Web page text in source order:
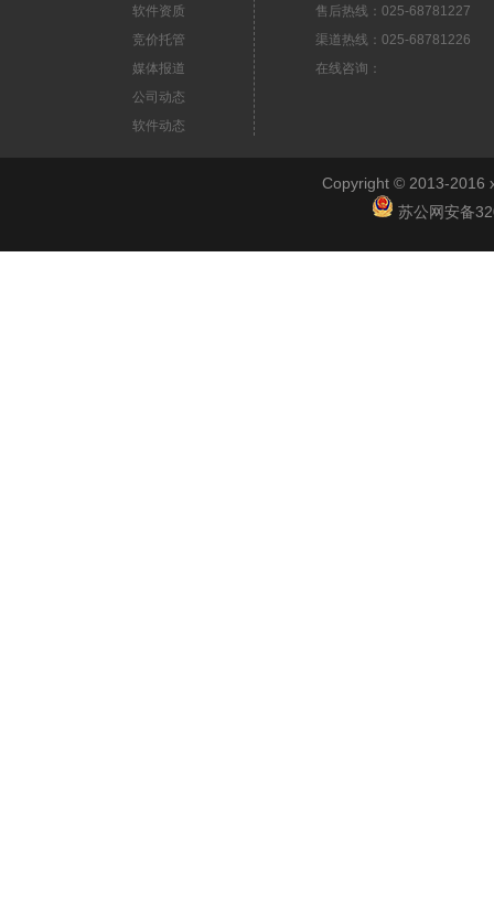
软件资质
竞价托管
媒体报道
公司动态
软件动态
售后热线：025-68781227
渠道热线：025-68781226
在线咨询：
Copyright © 2013-2016
苏公网安备